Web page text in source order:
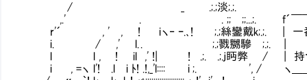
/ _ .;.;淡;.;.
,.' . . ;;㍊;;...;. f´￣￣￣￣￣￣￣￣
r'´ , ' , ! iヽ‐ ｰ.､! ;.;絲鑾戴k;.;. | 一番
i. / ,' l. . ;.;戮嬲
l l , ! il ,' !| ! .;. .;.j眄弊㌢ / | 持つべきも
i , =ヽ l'! .l i ﾄ! .!,_'l:::: i ;.㌢ ', / ヽ＿＿＿＿＿